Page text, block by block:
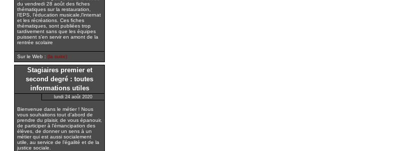
du vendredi 28 août des fiches
thématiques sur la restauration,
l’EPS, l’éducation musicale,l’internat
et les récréations. Ces fiches
thématiques, sont publiées trop
tardivement sans que les équipes
puissent s’en servir en amont de la
rentrée scolaire
Sur le Web : (la suite)
Stagiaires premier et
second degré : toutes
informations utiles
lundi 24 août 2020
Bienvenue dans le métier ! Nous
vous souhaitons tout d’abord de
prendre du plaisir, de vous épanouir,
de participer à l’émancipation des
élèves, de donner un sens à un
métier qui est aussi socialement
utile, au service de l’égalité et de la
justice sociale.